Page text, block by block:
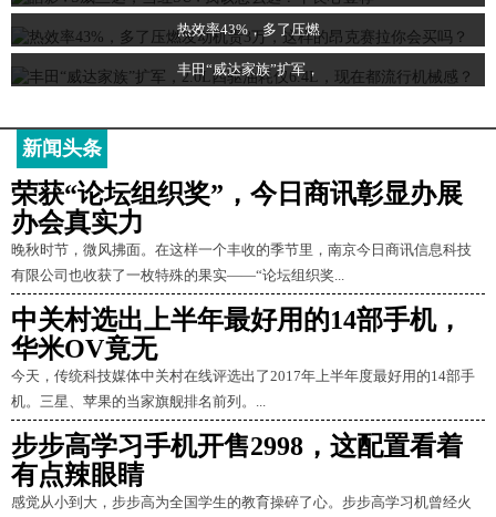
热效率43%，多了压燃
丰田“威达家族”扩军，
新闻头条
荣获“论坛组织奖”，今日商讯彰显办展
办会真实力
晚秋时节，微风拂面。在这样一个丰收的季节里，南京今日商讯信息科技
有限公司也收获了一枚特殊的果实——“论坛组织奖...
中关村选出上半年最好用的14部手机，
华米OV竟无
今天，传统科技媒体中关村在线评选出了2017年上半年度最好用的14部手
机。三星、苹果的当家旗舰排名前列。...
步步高学习手机开售2998，这配置看着
有点辣眼睛
感觉从小到大，步步高为全国学生的教育操碎了心。步步高学习机曾经火